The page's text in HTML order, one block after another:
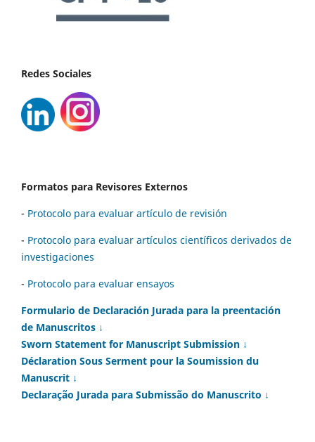
Redes Sociales
Formatos para Revisores Externos
- Protocolo para evaluar artículo de revisión
- Protocolo para evaluar artículos científicos derivados de
investigaciones
- Protocolo para evaluar ensayos
Formulario de Declaración Jurada para la preentación
de Manuscritos ↓
Sworn Statement for Manuscript Submission ↓
Déclaration Sous Serment pour la Soumission du
Manuscrit ↓
Declaração Jurada para Submissão do Manuscrito ↓